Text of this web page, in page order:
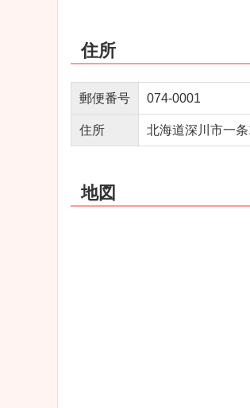
住所
郵便番号 074‐0001
住所 北海道深川市一条
地図